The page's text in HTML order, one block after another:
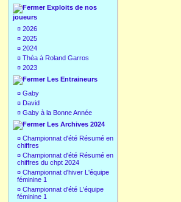
Exploits de nos
joueurs
¤ 2026
¤ 2025
¤ 2024
¤ Théa à Roland Garros
¤ 2023
Les Entraineurs
¤ Gaby
¤ David
¤ Gaby à la Bonne Année
Les Archives 2024
¤ Championnat d'été Résumé en
chiffres
¤ Championnat d'été Résumé en
chiffres du chpt 2024
¤ Championnat d'hiver L'équipe
féminine 1
¤ Championnat d'été L'équipe
féminine 1